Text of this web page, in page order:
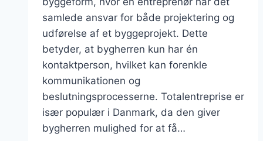
samlede ansvar for både projektering og
udførelse af et byggeprojekt. Dette
betyder, at bygherren kun har én
kontaktperson, hvilket kan forenkle
kommunikationen og
beslutningsprocesserne. Totalentreprise er
især populær i Danmark, da den giver
bygherren mulighed for at få…